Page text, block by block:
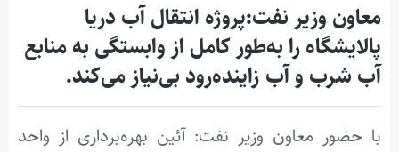
معاون وزیر نفت:پروژه انتقال آب دریا
پالایشگاه را به‌طور کامل از وابستگی به منابع
آب شرب و آب زاینده‌رود بی‌نیاز می‌کند.
با حضور معاون وزیر نفت: آئین بهره‌برداری از واحد